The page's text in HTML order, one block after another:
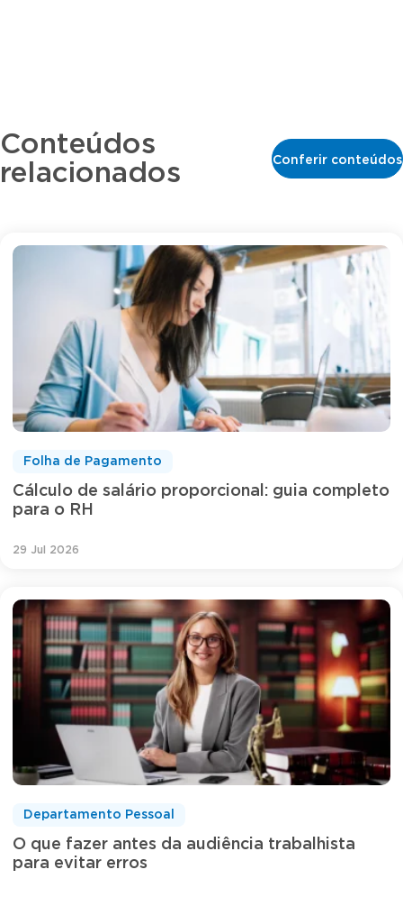
Conteúdos
relacionados
Conferir conteúdos
Cálculo de salário proporcional: guia completo
para o RH
Folha de Pagamento
29 Jul 2026
O que fazer antes da audiência trabalhista
para evitar erros
Departamento Pessoal